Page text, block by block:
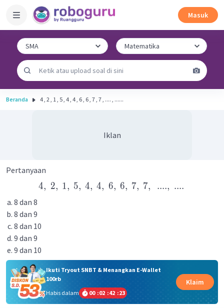
Masuk
Beranda 4 , 2 , 1 , 5 , 4 , 4 , 6 , 6 , 7 , 7 , .... , ......
Iklan
Pertanyaan
4, 2, 1, 5, 4, 4, 6, 6, 7, 7, ...., ....
8 dan 8
8 dan 9
8 dan 10
9 dan 9
9 dan 10
Ikuti Tryout SNBT & Menangkan E-Wallet
100rb
Habis dalam
00 :02 :42 :23
Klaim